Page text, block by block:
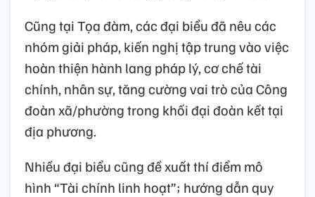
Cũng tại Tọa đàm, các đại biểu đã nêu các
nhóm giải pháp, kiến nghị tập trung vào việc
hoàn thiện hành lang pháp lý, cơ chế tài
chính, nhân sự, tăng cường vai trò của Công
đoàn xã/phường trong khối đại đoàn kết tại
địa phương.
Nhiều đại biểu cũng đề xuất thí điểm mô
hình “Tài chính linh hoạt”; hướng dẫn quy